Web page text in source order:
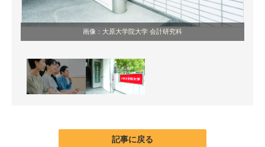
ちょっと気になるネットの話題
画像： 大原大学院大学 会計研究科
記事に戻る